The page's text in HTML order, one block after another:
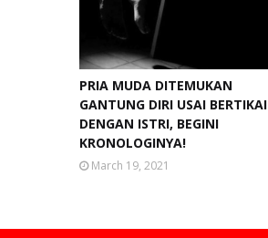
PRIA MUDA DITEMUKAN
GANTUNG DIRI USAI BERTIKAI
DENGAN ISTRI, BEGINI
KRONOLOGINYA!
March 19, 2021